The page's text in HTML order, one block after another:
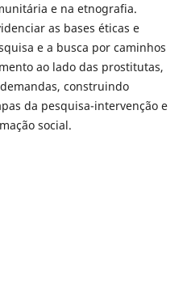
e na etnografia.
as bases éticas e
e a busca por caminhos
ao lado das prostitutas,
construindo
da pesquisa-intervenção e
social.